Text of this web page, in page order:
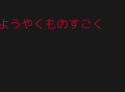
うやくものすごく